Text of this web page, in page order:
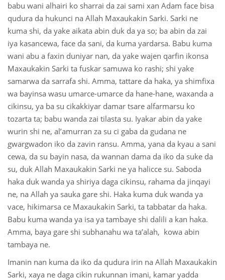
Français
Hausa
Bahasa Indonesia
Қазақ
فارسی
Русский
Somali
Kiswahili
Türkçe
اردو
o'zbek
Yorùbá
babu wani alhairi ko sharrai da zai sami xan Adam face bisa
qudura da hukunci na Allah Maxaukakin Sarki. Sarki ne
kuma shi, da yake aikata abin duk da ya so; ba abin da zai
iya kasancewa, face da sani, da kuma yardarsa. Babu kuma
wani abu a faxin duniyar nan, da yake wajen qarfin ikonsa
Maxaukakin Sarki ta fuskar samuwa ko rashi; shi yake
samarwa da sarrafa shi. Amma, tattare da haka, ya shimfixa
wa bayinsa wasu umarce-umarce da hane-hane, waxanda a
cikinsu, ya ba su cikakkiyar damar tsare alfarmarsu ko
tozarta ta; babu wanda zai tilasta su. Iyakar abin da yake
wurin shi ne, al’amurran za su ci gaba da gudana ne
gwargwadon iko da zavin ransu. Amma, yana da kyau a sani
cewa, da su bayin nasa, da wannan dama da iko da suke da
su, duk Allah Maxaukakin Sarki ne ya halicce su. Saboda
haka duk wanda ya shiriya daga cikinsu, rahama da jinqayi
ne, na Allah ya sauka gare shi. Haka kuma duk wanda ya
vace, hikimarsa ce Maxaukakin Sarki, ta tabbatar da haka.
Babu kuma wanda ya isa ya tambaye shi dalili a kan haka.
Amma, baya gare shi subhanahu wa ta’alah, kowa abin
tambaya ne.
Imanin nan kuma da iko da qudura irin na Allah Maxaukakin
Sarki, xaya ne daga cikin rukunnan imani, kamar yadda